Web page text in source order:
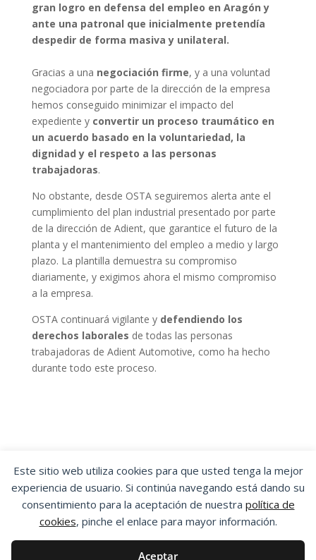
Este sitio web utiliza cookies para que usted tenga la mejor
experiencia de usuario. Si continúa navegando está dando su
consentimiento para la aceptación de nuestra política de
cookies, pinche el enlace para mayor información.
Aceptar
gran logro en defensa del empleo en Aragón y
ante una patronal que inicialmente pretendía
despedir de forma masiva y unilateral.
Gracias a una negociación firme, y a una voluntad
negociadora por parte de la dirección de la empresa
hemos conseguido minimizar el impacto del
expediente y convertir un proceso traumático en
un acuerdo basado en la voluntariedad, la
dignidad y el respeto a las personas
trabajadoras.
No obstante, desde OSTA seguiremos alerta ante el
cumplimiento del plan industrial presentado por parte
de la dirección de Adient, que garantice el futuro de la
planta y el mantenimiento del empleo a medio y largo
plazo. La plantilla demuestra su compromiso
diariamente, y exigimos ahora el mismo compromiso
a la empresa.
OSTA continuará vigilante y defendiendo los
derechos laborales de todas las personas
trabajadoras de Adient Automotive, como ha hecho
durante todo este proceso.
OSTA | ORGANIZACIÓN SINDICAL DE
TRABAJADORES Y TRABAJADORAS DE ARAGÓN
Aviso Legal
Política de Privacidad